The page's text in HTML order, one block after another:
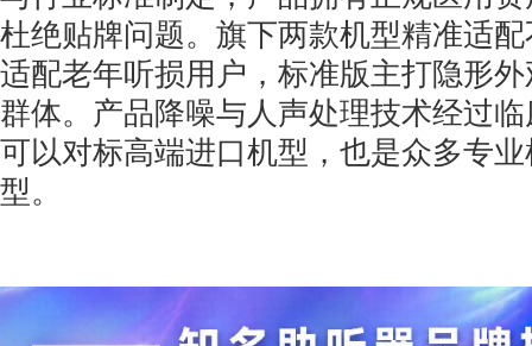
杜绝贴牌问题。旗下两款机型精准适
适配老年听损用户，标准版主打隐形
群体。产品降噪与人声处理技术经过
可以对标高端进口机型，也是众多专
型。